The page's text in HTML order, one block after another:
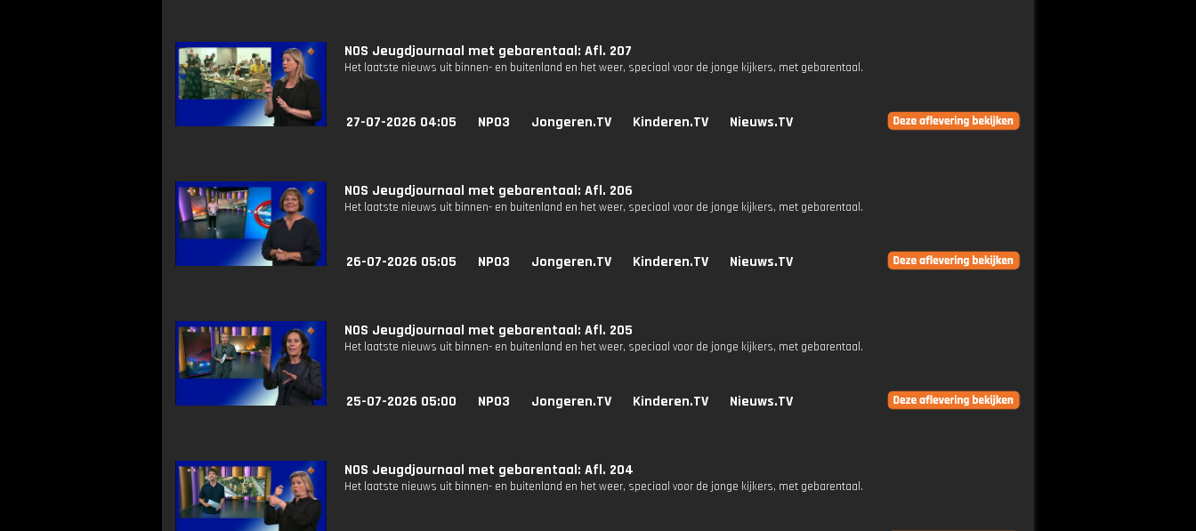
NOS Jeugdjournaal met gebarentaal: Afl. 207
Het laatste nieuws uit binnen- en buitenland en het weer, speciaal voor de jonge kijkers, met gebarentaal.
27-07-2026 04:05 NPO3 Jongeren.TV Kinderen.TV Nieuws.TV
NOS Jeugdjournaal met gebarentaal: Afl. 206
Het laatste nieuws uit binnen- en buitenland en het weer, speciaal voor de jonge kijkers, met gebarentaal.
26-07-2026 05:05 NPO3 Jongeren.TV Kinderen.TV Nieuws.TV
NOS Jeugdjournaal met gebarentaal: Afl. 205
Het laatste nieuws uit binnen- en buitenland en het weer, speciaal voor de jonge kijkers, met gebarentaal.
25-07-2026 05:00 NPO3 Jongeren.TV Kinderen.TV Nieuws.TV
NOS Jeugdjournaal met gebarentaal: Afl. 204
Het laatste nieuws uit binnen- en buitenland en het weer, speciaal voor de jonge kijkers, met gebarentaal.